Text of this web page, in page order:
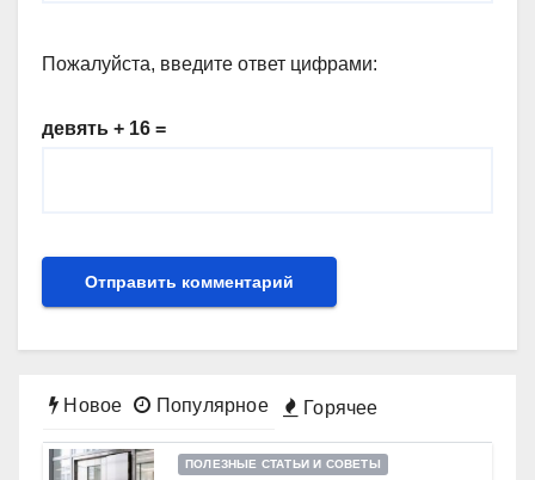
Пожалуйста, введите ответ цифрами:
девять + 16 =
Новое Популярное Горячее
ПОЛЕЗНЫЕ СТАТЬИ И СОВЕТЫ